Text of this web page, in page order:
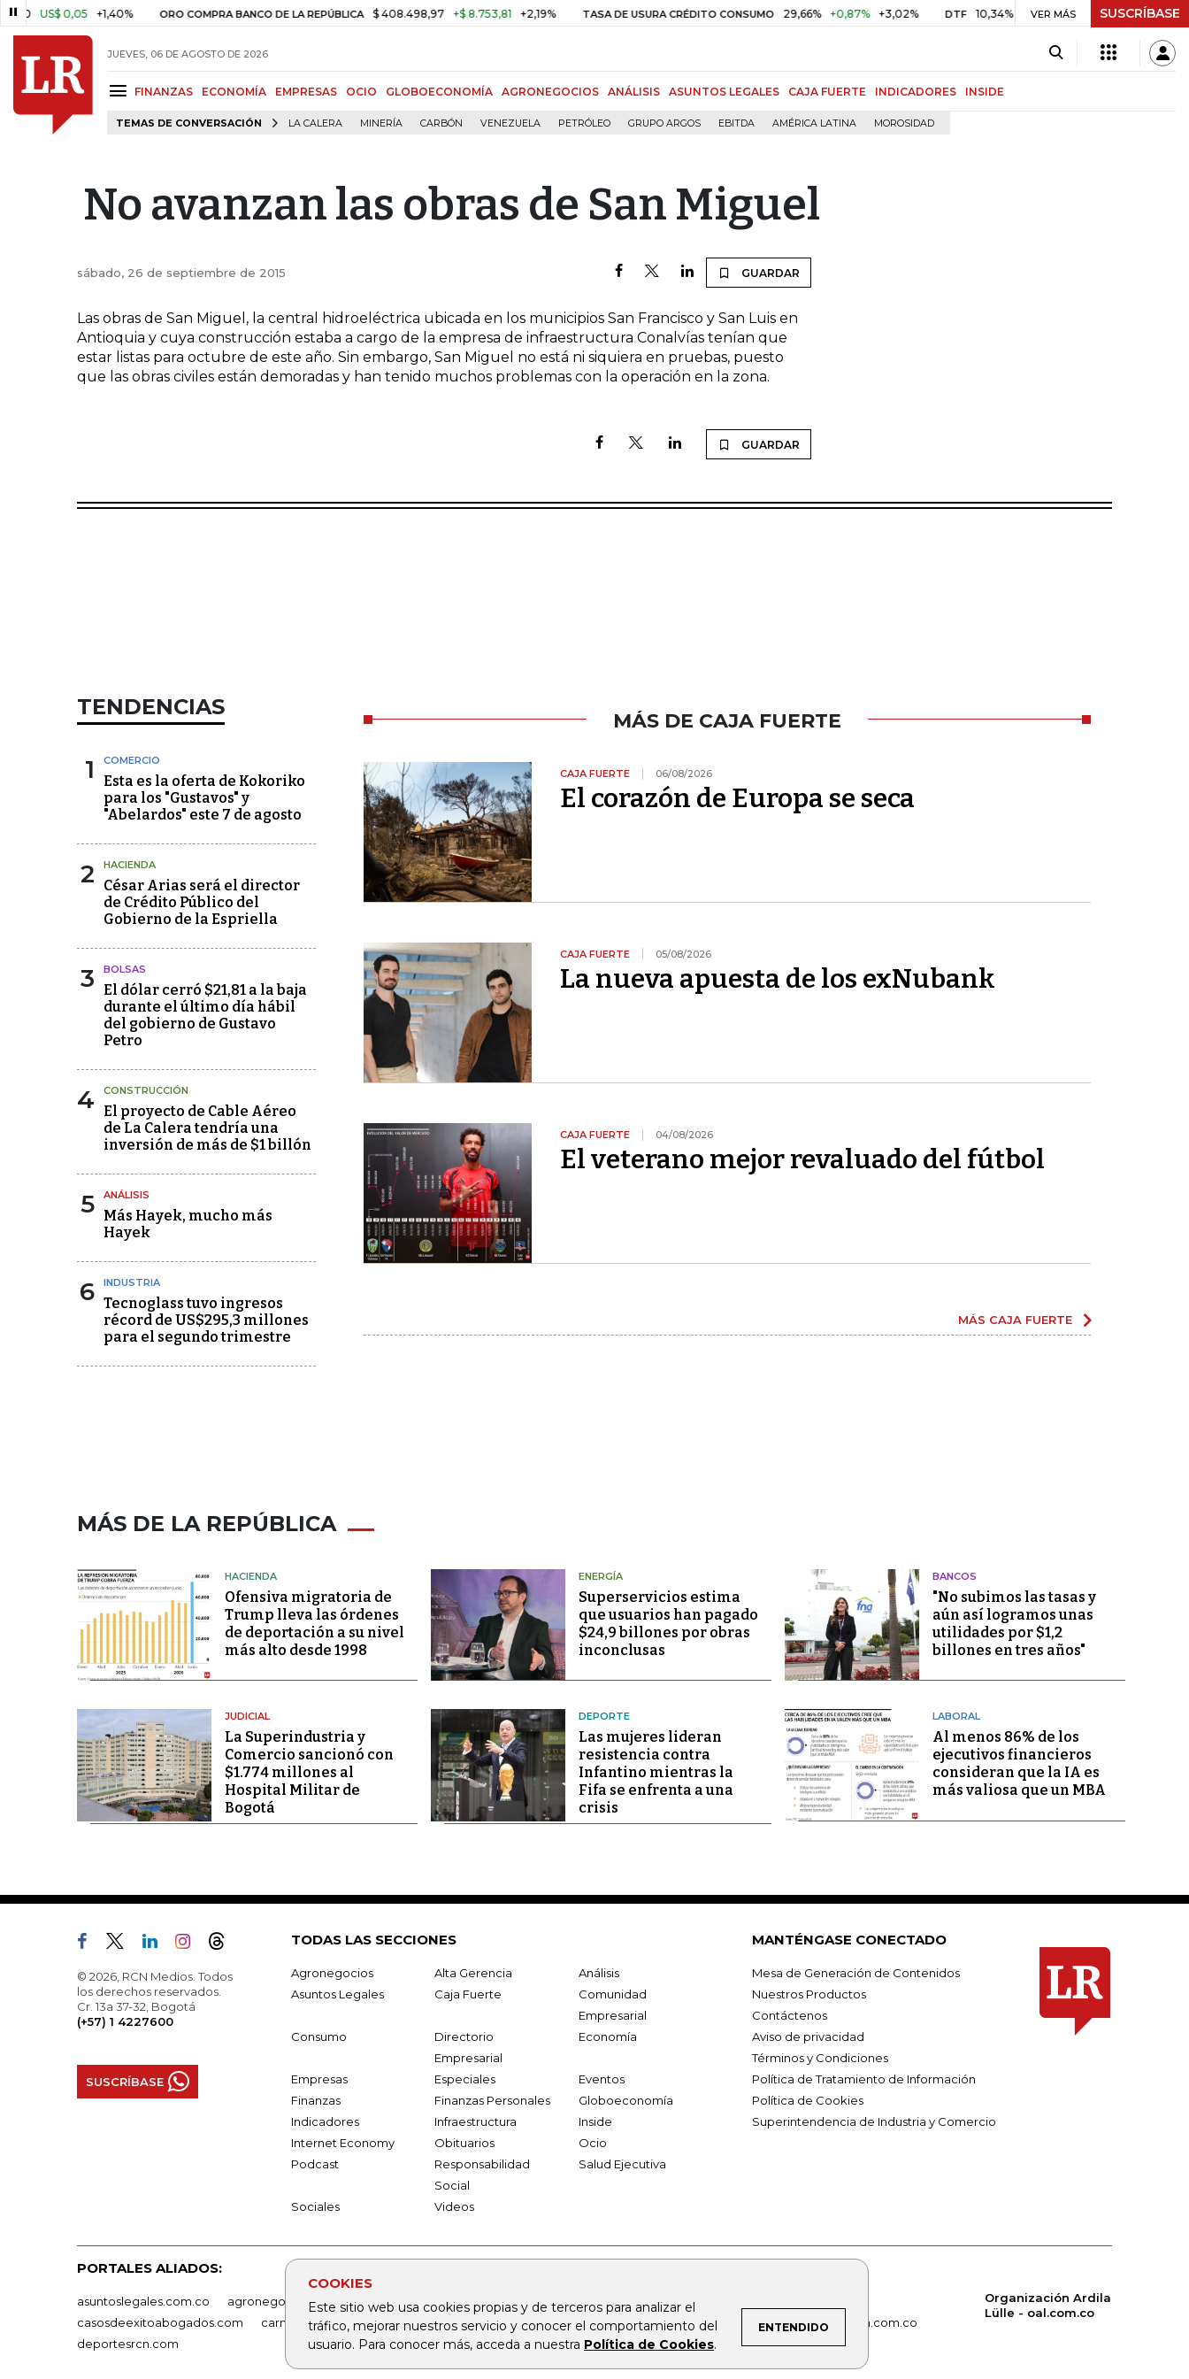
US$ 0,05 +1,40% ORO COMPRA BANCO DE LA REPÚBLICA $ 408.498,97 +$ 8.753,81 +2,19% TASA DE USURA CRÉDITO CONSUMO 29,66% +0,87% +3,02% DTF 10,34% +0,10% +0,98% UVR $ 416,86
VER MÁS SUSCRÍBASE
JUEVES, 06 DE AGOSTO DE 2026
FINANZAS ECONOMÍA EMPRESAS OCIO GLOBOECONOMÍA AGRONEGOCIOS ANÁLISIS ASUNTOS LEGALES CAJA FUERTE INDICADORES INSIDE
TEMAS DE CONVERSACIÓN LA CALERA MINERÍA CARBÓN VENEZUELA PETRÓLEO GRUPO ARGOS EBITDA AMÉRICA LATINA MOROSIDAD
COOKIES
Este sitio web usa cookies propias y de terceros para analizar el
tráfico, mejorar nuestros servicio y conocer el comportamiento del
usuario. Para conocer más, acceda a nuestra Política de Cookies.
ENTENDIDO
No avanzan las obras de San Miguel
sábado, 26 de septiembre de 2015 GUARDAR
Las obras de San Miguel, la central hidroeléctrica ubicada en los municipios San Francisco y San Luis en
Antioquia y cuya construcción estaba a cargo de la empresa de infraestructura Conalvías tenían que
estar listas para octubre de este año. Sin embargo, San Miguel no está ni siquiera en pruebas, puesto
que las obras civiles están demoradas y han tenido muchos problemas con la operación en la zona.
GUARDAR
TENDENCIAS
1 COMERCIO
Esta es la oferta de Kokoriko
para los "Gustavos" y
"Abelardos" este 7 de agosto
2 HACIENDA
César Arias será el director
de Crédito Público del
Gobierno de la Espriella
3 BOLSAS
El dólar cerró $21,81 a la baja
durante el último día hábil
del gobierno de Gustavo
Petro
4 CONSTRUCCIÓN
El proyecto de Cable Aéreo
de La Calera tendría una
inversión de más de $1 billón
5 ANÁLISIS
Más Hayek, mucho más
Hayek
6 INDUSTRIA
Tecnoglass tuvo ingresos
récord de US$295,3 millones
para el segundo trimestre
MÁS DE CAJA FUERTE
CAJA FUERTE 06/08/2026
El corazón de Europa se seca
CAJA FUERTE 05/08/2026
La nueva apuesta de los exNubank
CAJA FUERTE 04/08/2026
El veterano mejor revaluado del fútbol
MÁS CAJA FUERTE
MÁS DE LA REPÚBLICA
HACIENDA
Ofensiva migratoria de
Trump lleva las órdenes
de deportación a su nivel
más alto desde 1998
ENERGÍA
Superservicios estima
que usuarios han pagado
$24,9 billones por obras
inconclusas
BANCOS
"No subimos las tasas y
aún así logramos unas
utilidades por $1,2
billones en tres años"
JUDICIAL
La Superindustria y
Comercio sancionó con
$1.774 millones al
Hospital Militar de
Bogotá
DEPORTE
Las mujeres lideran
resistencia contra
Infantino mientras la
Fifa se enfrenta a una
crisis
LABORAL
Al menos 86% de los
ejecutivos financieros
consideran que la IA es
más valiosa que un MBA
© 2026, RCN Medios. Todos
los derechos reservados.
Cr. 13a 37-32, Bogotá
(+57) 1 4227600
SUSCRÍBASE
TODAS LAS SECCIONES
Agronegocios Alta Gerencia
Análisis
Asuntos Legales
Caja Fuerte
Comunidad
Empresarial
Consumo
Directorio
Empresarial
Economía
Empresas Especiales
Eventos
Finanzas
Finanzas Personales
Globoeconomía
Indicadores
Infraestructura
Inside
Internet Economy
Obituarios
Ocio
Podcast
Responsabilidad
Social
Salud Ejecutiva
Sociales Videos
MANTÉNGASE CONECTADO
Mesa de Generación de Contenidos
Nuestros Productos
Contáctenos
Aviso de privacidad
Términos y Condiciones
Política de Tratamiento de Información
Política de Cookies
Superintendencia de Industria y Comercio
PORTALES ALIADOS:
asuntoslegales.com.co agronegocios.co empresas.larepublica.co firmasdeabogados.com
bolsaencolombia.com
casosdeexitoabogados.com
carnavalindustriacultural.com canalrcn.com rcnradio.com noticiasrcn.com lafm.com.co
alerta.com.co
deportesrcn.com
Organización Ardila
Lülle - oal.com.co